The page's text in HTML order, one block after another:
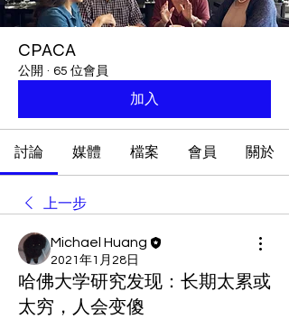
CPACA
公開 · 65 位會員
加入
討論 媒體 檔案 會員 關於
上一步
Michael Huang
2021年1月28日
哈佛大学研究发现：长期太累或
太穷，人会变傻